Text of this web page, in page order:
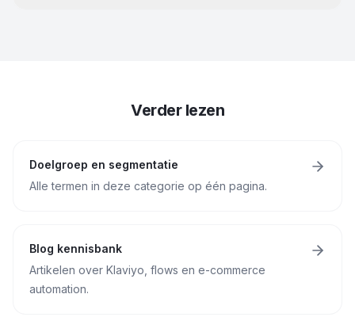
Verder lezen
Doelgroep en segmentatie
Alle termen in deze categorie op één pagina.
Blog kennisbank
Artikelen over Klaviyo, flows en e-commerce
automation.